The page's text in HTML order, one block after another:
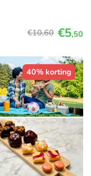
€10,60 €5,50
40% korting